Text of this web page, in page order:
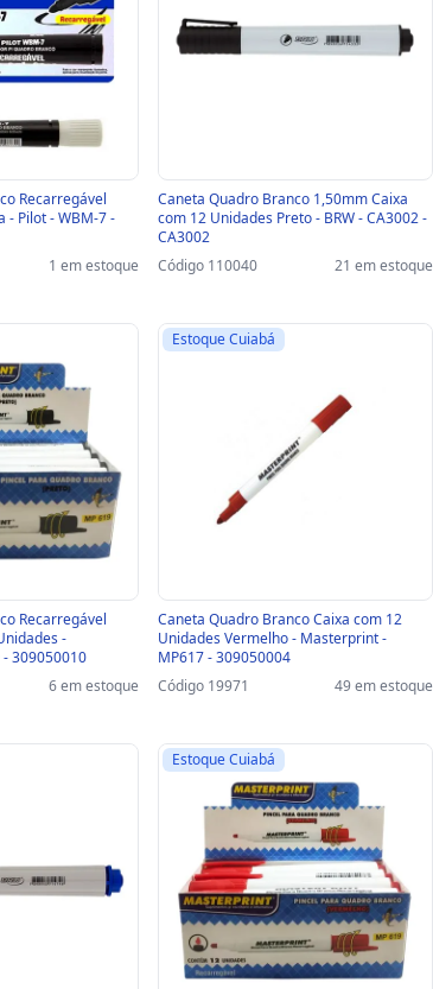
Recarregável
- Pilot - WBM-7 -
1 em estoque
Caneta Quadro Branco 1,50mm Caixa
com 12 Unidades Preto - BRW - CA3002 -
CA3002
Código 110040
21 em estoque
Recarregável
-
309050010
6 em estoque
Estoque Cuiabá
Caneta Quadro Branco Caixa com 12
Unidades Vermelho - Masterprint -
MP617 - 309050004
Código 19971
49 em estoque
Estoque Cuiabá